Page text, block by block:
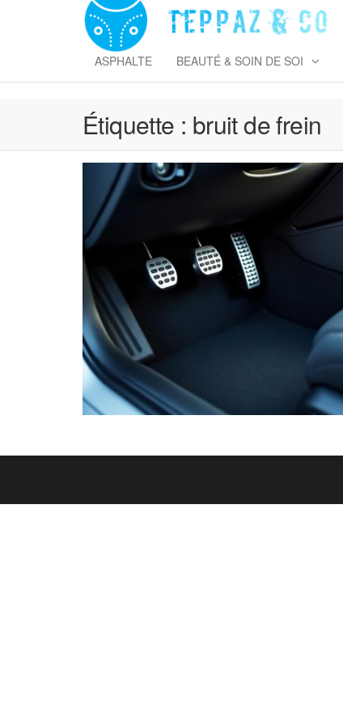
ASPHALTE BEAUTÉ & SOIN DE SOI
Étiquette : bruit de frein